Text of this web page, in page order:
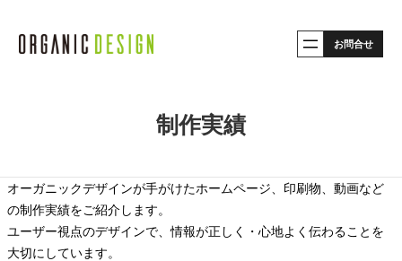
お問合せ
制作実績
オーガニックデザインが手がけたホームページ、印刷物、動画など
の制作実績をご紹介します。
ユーザー視点のデザインで、情報が正しく・心地よく伝わることを
大切にしています。